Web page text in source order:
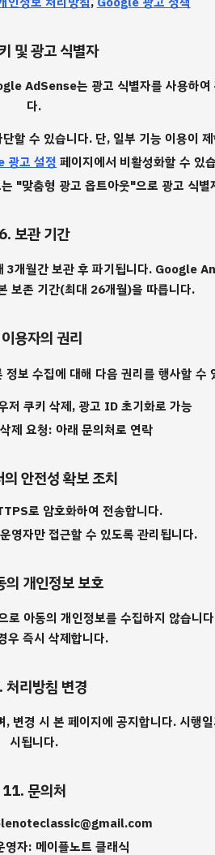
및 광고 식별자
AdSense는 광고 식별자를 사용하
다.
할 수 있습니다. 단, 일부 기능 이용이
광고 설정 페이지에서 비활성화할 수 있
"맞춤형 광고 옵트아웃"으로 광고 식별
6. 보관 기간
3개월간 보관 후 파기됩니다. Google
보존 기간(최대 26개월)을 따릅니다.
용자의 권리
보 수집에 대해 다음 권리를 행사할 수
저 쿠키 삭제, 광고 ID 초기화로 가능
제 요청: 아래 문의처로 연락
안전성 확보 조치
로 암호화하여 전송합니다.
영자만 접근할 수 있도록 관리됩니다.
의 개인정보 보호
아동의 개인정보를 수집하지 않습니
우 즉시 삭제합니다.
리방침 변경
변경 시 본 페이지에 공지합니다. 시행
시됩니다.
11. 문의처
영자: 메이플노트 클래식